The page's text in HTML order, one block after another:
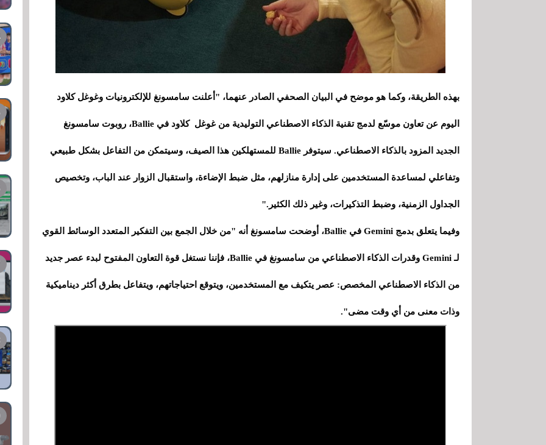
بهذه الطريقة، وكما هو موضح في البيان الصحفي الصادر عنهما، "أعلنت سامسونغ للإلكترونيات وغوغل كلاود
اليوم عن تعاون موسّع لدمج تقنية الذكاء الاصطناعي التوليدية من غوغل كلاود في Ballie، روبوت سامسونغ
الجديد المزود بالذكاء الاصطناعي. سيتوفر Ballie للمستهلكين هذا الصيف، وسيتمكن من التفاعل بشكل طبيعي
وتفاعلي لمساعدة المستخدمين على إدارة منازلهم، مثل ضبط الإضاءة، واستقبال الزوار عند الباب، وتخصيص
الجداول الزمنية، وضبط التذكيرات، وغير ذلك الكثير."
وفيما يتعلق بدمج Gemini في Ballie، أوضحت سامسونغ أنه "من خلال الجمع بين التفكير المتعدد الوسائط القوي
لـ Gemini وقدرات الذكاء الاصطناعي من سامسونغ في Ballie، فإننا نستغل قوة التعاون المفتوح لبدء عصر جديد
من الذكاء الاصطناعي المخصص: عصر يتكيف مع المستخدمين، ويتوقع احتياجاتهم، ويتفاعل بطرق أكثر ديناميكية
وذات معنى من أي وقت مضى".